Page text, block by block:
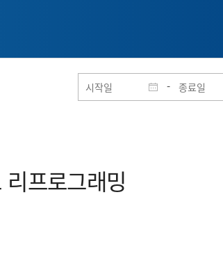
홈페이지 통합검색
-
프로그래밍